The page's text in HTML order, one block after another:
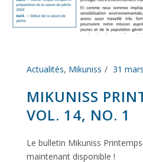
Actualités, Mikuniss 31
MIKUNISS
VOL. 14, NO. 1
Le bulletin Mikuniss
maintenant disponible !